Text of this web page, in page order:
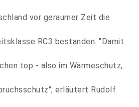
vor geraumer Zeit die
RC3 bestanden. "Damit
top - also im Wärmeschutz,
erläutert Rudolf